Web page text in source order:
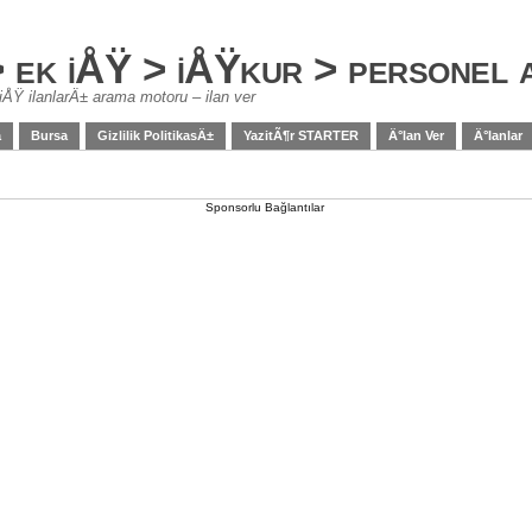
iÅŸ > iÅŸkur > personel
ilanlarÄ± arama motoru – ilan ver
Bursa Gizlilik PolitikasÄ± YazitÃ¶r STARTER Ä°lan Ver Ä°lanlar
Sponsorlu Bağlantılar